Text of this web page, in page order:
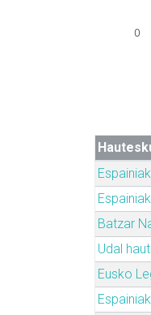
0
Batzar
Udal
Eusko